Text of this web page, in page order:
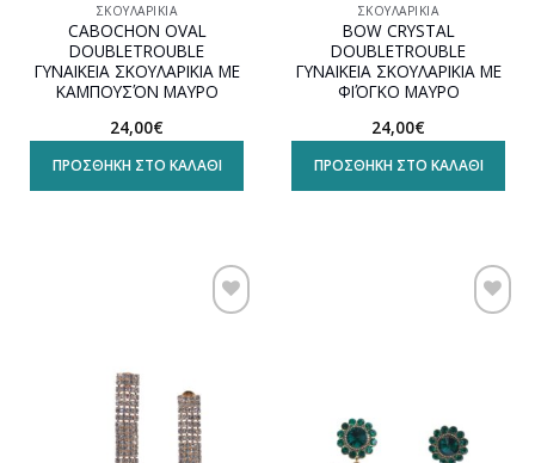
ΣΚΟΥΛΑΡΊΚΙΑ
CABOCHON OVAL
DOUBLETROUBLE
ΓΥΝΑΙΚΕΙΑ ΣΚΟΥΛΑΡΙΚΙΑ ΜΕ
ΚΑΜΠΟΥΣΌΝ ΜΑΥΡΟ
24,00€
ΠΡΟΣΘΉΚΗ ΣΤΟ ΚΑΛΆΘΙ
ΣΚΟΥΛΑΡΊΚΙΑ
BOW CRYSTAL
DOUBLETROUBLE
ΓΥΝΑΙΚΕΙΑ ΣΚΟΥΛΑΡΙΚΙΑ ΜΕ
ΦΙΌΓΚΟ ΜΑΥΡΟ
24,00€
ΠΡΟΣΘΉΚΗ ΣΤΟ ΚΑΛΆΘΙ
wishlist